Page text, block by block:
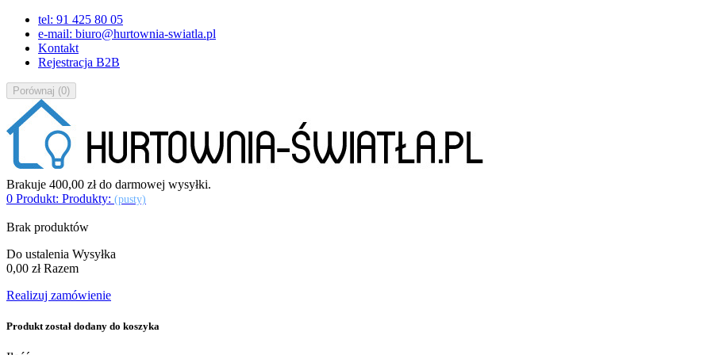
tel: 91 425 80 05
e-mail: biuro@hurtownia-swiatla.pl
Kontakt
Rejestracja B2B
Porównaj (0)
Brakuje 400,00 złdo darmowej wysyłki.
0 Produkt: Produkty: (pusty)
Brak produktów
Do ustalenia Wysyłka
0,00 zł Razem
Realizuj zamówienie
Produkt został dodany do koszyka